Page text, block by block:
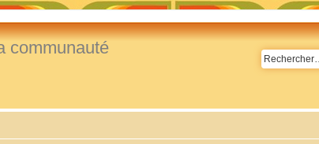
communauté